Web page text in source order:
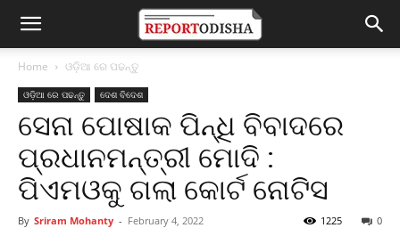
Home ଓଡ଼ିଆ ରେ ପଢନ୍ତୁ
ଓଡ଼ିଆ ରେ ପଢନ୍ତୁ ଦେଶ ବିଦେଶ
ସେନା ପୋଷାକ ପିନ୍ଧି ବିବାଦରେ
ପ୍ରଧାନମନ୍ତ୍ରୀ ମୋଦି :
ପିଏମଓକୁ ଗଲା କୋର୍ଟ ନୋଟିସ
By Sriram Mohanty - February 4, 2022 0
1225